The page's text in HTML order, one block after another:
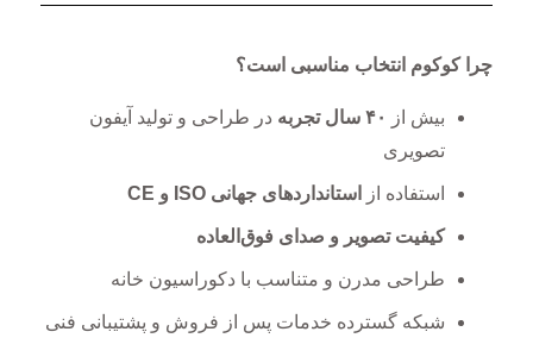
چرا کوکوم انتخاب مناسبی است؟
بیش از ۴۰ سال تجربه در طراحی و تولید آیفون
تصویری
استفاده از استانداردهای جهانی
کیفیت تصویر و صدای فوق‌العاده
طراحی مدرن و متناسب با دکوراسیون خانه
شبکه گسترده خدمات پس از فروش و پشتیبانی فنی